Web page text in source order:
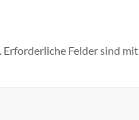
Erforderliche Felder sind mit